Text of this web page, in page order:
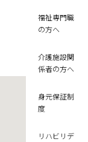
福祉専門職
の方へ
介護施設関
係者の方へ
身元保証制
度
リハビリデ